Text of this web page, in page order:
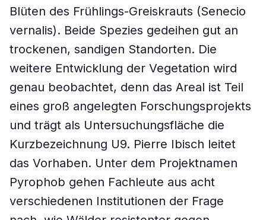
Blüten des Frühlings-Greiskrauts (Senecio
vernalis). Beide Spezies gedeihen gut an
trockenen, sandigen Standorten. Die
weitere Entwicklung der Vegetation wird
genau beobachtet, denn das Areal ist Teil
eines groß angelegten Forschungsprojekts
und trägt als Untersuchungsfläche die
Kurzbezeichnung U9. Pierre Ibisch leitet
das Vorhaben. Unter dem Projektnamen
Pyrophob gehen Fachleute aus acht
verschiedenen Institutionen der Frage